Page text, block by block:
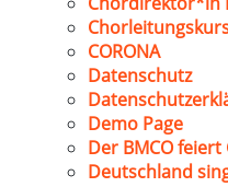
CORONA
Datenschutz
Demo Page
Der BMCO
Deutschland